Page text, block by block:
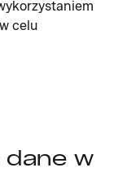
celu
w